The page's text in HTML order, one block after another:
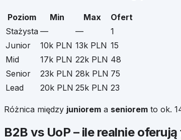
Poziom Min Max
Ofert
Stażysta — —
1
Junior
10k PLN 13k PLN 15
Mid
17k PLN 22k PLN 48
Senior
23k PLN 28k PLN 75
Lead
20k PLN 25k PLN 23
Różnica między juniorem a seniorem to ok.
B2B vs UoP – ile realnie